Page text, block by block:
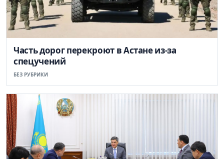
Часть дорог перекроют в Астане из-за
спецучений
БЕЗ РУБРИКИ